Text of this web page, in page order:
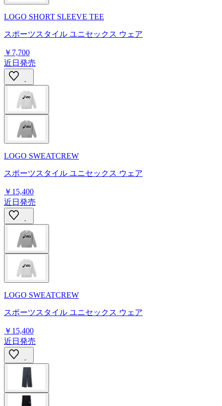
LOGO SHORT SLEEVE TEE
スポーツスタイル ユニセックス ウェア
￥7,700
近日発売
LOGO SWEATCREW
スポーツスタイル ユニセックス ウェア
￥15,400
近日発売
LOGO SWEATCREW
スポーツスタイル ユニセックス ウェア
￥15,400
近日発売